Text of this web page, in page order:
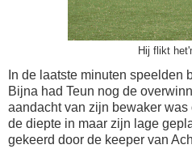
Hij flikt
In de laatste minuten speelden
Bijna had Teun nog de
aandacht van zijn bewaker
de diepte in maar zijn lage
gekeerd door de keeper van